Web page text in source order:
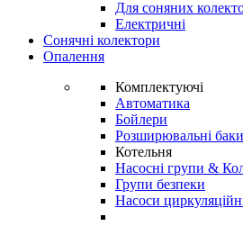
Для соняних
Електричні
Сонячні колектори
Опалення
Комплектуючі
Автоматика
Бойлери
Розширювальні баки
Котельня
Насосні групи &
Групи безпеки
Насоси